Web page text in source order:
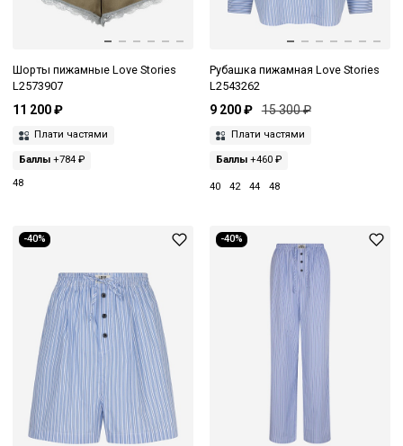
Шорты пижамные Love Stories
L2573907
11 200 ₽
Плати частями
Баллы +784 ₽
48
Рубашка пижамная Love Stories
L2543262
9 200 ₽ 15 300 ₽
Плати частями
Баллы+460 ₽
40 42 44 48
-40% -40%